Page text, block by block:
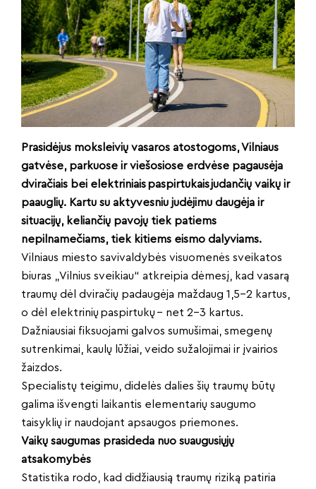
Prasidėjus moksleivių vasaros atostogoms, Vilniaus
gatvėse, parkuose ir viešosiose erdvėse pagausėja
dviračiais bei elektriniais paspirtukais judančių vaikų ir
paauglių. Kartu su aktyvesniu judėjimu daugėja ir
situacijų, keliančių pavojų tiek patiems
nepilnamečiams, tiek kitiems eismo dalyviams.
Vilniaus miesto savivaldybės visuomenės sveikatos
biuras „Vilnius sveikiau“ atkreipia dėmesį, kad vasarą
traumų dėl dviračių padaugėja maždaug 1,5–2 kartus,
o dėl elektrinių paspirtukų – net 2–3 kartus.
Dažniausiai fiksuojami galvos sumušimai, smegenų
sutrenkimai, kaulų lūžiai, veido sužalojimai ir įvairios
žaizdos.
Specialistų teigimu, didelės dalies šių traumų būtų
galima išvengti laikantis elementarių saugumo
taisyklių ir naudojant apsaugos priemones.
Vaikų saugumas prasideda nuo suaugusiųjų
atsakomybės
Statistika rodo, kad didžiausią traumų riziką patiria